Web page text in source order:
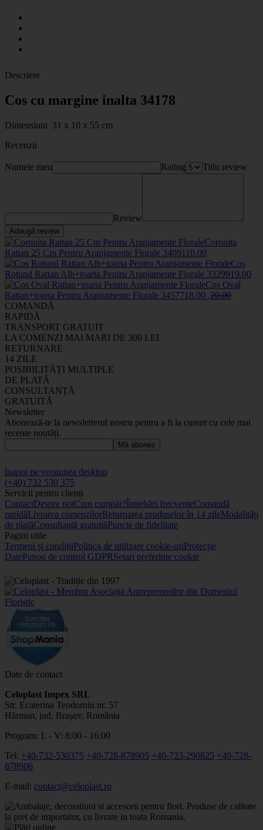
Descriere
Cos cu margine inalta 34178
Dimensiuni 31 x 10 x 55 cm
Recenzii
Numele meu Rating Titlu review
Review
Adaugă review
Coronita
Rattan 25 Cm Pentru Aranjamente Florale 34091 10.00
Cos
Rotund Rattan Alb+toarta Pentru Aranjamente Florale 3329919.00
Cos Oval
Rattan+toarta Pentru Aranjamente Florale 3457718.00 ,20.00
COMANDĂ
RAPIDĂ
TRANSPORT GRATUIT
LA COMENZI MAI MARI DE 300 LEI
RETURNARE
14 ZILE
POSIBILITĂȚI MULTIPLE
DE PLATĂ
CONSULTANȚĂ
GRATUITĂ
Newsletter
Abonează-te la newsletterul nostru pentru a fi la curent cu cele mai
recente noutăți.
Mă abonez
înapoi pe versiunea desktop
(+40) 732 530 375
Servicii pentru clienți
ContactDespre noiCum cumpăr?Întrebări frecventeComandă
rapidăLivrarea comenzilorReturnarea produselor în 14 zileModalități
de platăConsultanță gratuităPuncte de fidelitate
Pagini utile
Termeni și condițiiPolitica de utilizare cookie-uriProtecție
DatePanou de control GDPRSetari preferinte cookie
Date de contact
Celoplast Impex SRL
Str. Ecaterina Teodoroiu nr. 57
Hărman, jud. Brașov, România
Program: L - V: 8:00 - 16:00
Tel: +40-732-530375 +40-728-878905 +40-723-290825 +40-728-
878906
E-mail: contact@celoplast.ro